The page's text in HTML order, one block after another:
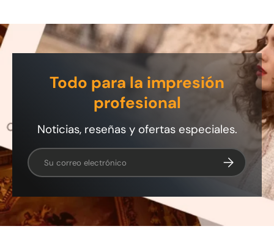
Todo para la impresión
profesional
Noticias, reseñas y ofertas especiales.
Correo electrónico
Suscribirse